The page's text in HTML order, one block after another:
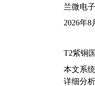
兰微电
2026年8
T2紫铜
本文系
详细分